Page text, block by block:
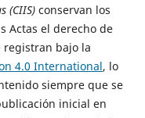
(CIIS)conservan los
Actas el derecho de
registran bajo la
4.0 International, lo
siempre que se
inicial en